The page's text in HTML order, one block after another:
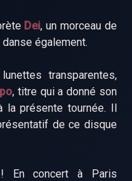
Dei, un morceau de
également.
transparentes,
, titre qui a donné son
la présente tournée. Il
de ce disque
En concert à Paris